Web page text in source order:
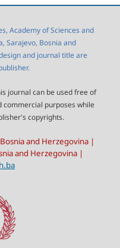
Academy of Sciences and
Sarajevo, Bosnia and
and journal title are
journal can be used free of
commercial purposes while
copyrights.
and Herzegovina |
and Herzegovina |